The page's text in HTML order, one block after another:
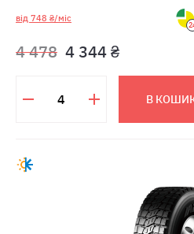
від 748 ₴/міс
4 478 4 344 ₴
В